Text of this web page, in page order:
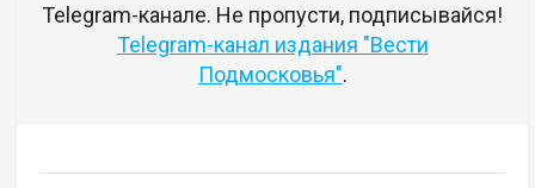
Telegram-канале. Не пропусти, подписывайся!
Telegram-канал издания "Вести
Подмосковья".